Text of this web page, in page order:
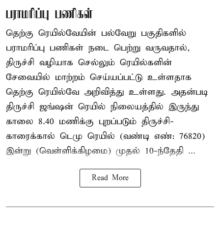
பராமரிப்பு பணிகள்
தெற்கு ரெயில்வேயின் பல்வேறு பகுதிகளில்
பராமரிப்பு பணிகள் நடை பெற்று வருவதால்,
திருச்சி வழியாக செல்லும் ரெயில்களின்
சேவையில் மாற்றம் செய்யப்பட்டு உள்ளதாக
தெற்கு ரெயில்வே அறிவித்து உள்ளது. அதன்படி
திருச்சி ஜங்ஷன் ரெயில் நிலையத்தில் இருந்து
காலை 8.40 மணிக்கு புறப்படும் திருச்சி-
காரைக்கால் டெமு ரெயில் (வண்டி எண்: 76820)
இன்று (வெள்ளிக்கிழமை) முதல் 10-ந்தேதி ...
Read More